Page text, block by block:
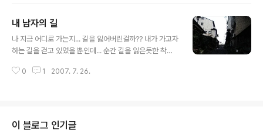
리고 그래도 울지 않으면 날개를 꺾어버립니다. 그래도 안울면 그땐 어차피 날
위해 울어줄 앵무새가 아니므로 그냥 죽여버리면 되죠. * 도쿠가와 : 먼저 앵무
새의 울음을 대신할 다른 앵무새를 찾아보죠. 만약 다른 새가 나타나지 않는다
내 남자의 길
나 지금 어디로 가는지... 길을 잃어버린걸까?? 내가 가고자
하는 길을 걷고 있었을 뿐인데... 순간 길을 잃은듯한 착각...
남자의 길을... 그게 나의 신념이니까..^^
0 1 2007. 7. 26.
이 블로그 인기글